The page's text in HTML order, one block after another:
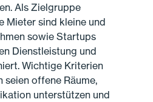
Als Zielgruppe
Mieter sind kleine und
sowie Startups
Dienstleistung und
Wichtige Kriterien
seien offene Räume,
unterstützen und